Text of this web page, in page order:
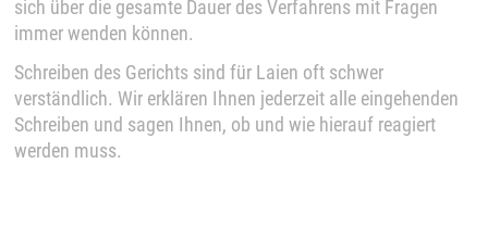
sich über die gesamte Dauer des Verfahrens mit Fragen
immer wenden können.
Schreiben des Gerichts sind für Laien oft schwer
verständlich. Wir erklären Ihnen jederzeit alle eingehenden
Schreiben und sagen Ihnen, ob und wie hierauf reagiert
werden muss.